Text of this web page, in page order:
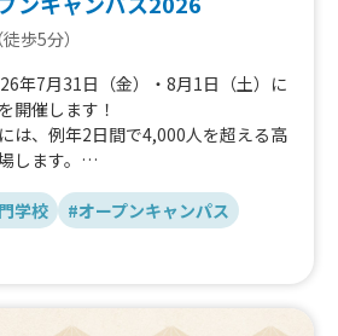
（徒歩5分）
年7月31日（金）・8月1日（土）に
開催します！
は、例年2日間で4,000人を超える高
します。
す！
ュー、冷たい飲み物、スイーツ系な
利用しやすいメニューを歓迎しま
学校
#オープンキャンパス